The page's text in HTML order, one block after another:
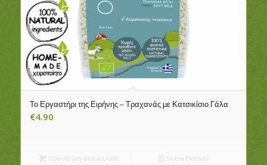
Το Εργαστήρι της Ειρήνης – Τραχανάς με Κατσικίσιο Γάλα
€4.90